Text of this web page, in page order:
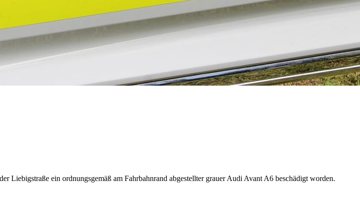
Liebigstraße ein ordnungsgemäß am Fahrbahnrand abgestellter grauer Audi Avant A6 beschädigt worden.